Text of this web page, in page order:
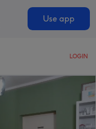
Use app
LOGIN